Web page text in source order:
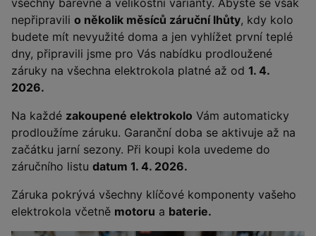
všechny barevné a velikostní varianty. Abyste se však
nepřipravili o několik měsíců záruční lhůty, kdy kolo
budete mít nevyužité doma a jen vyhlížet první teplé
dny, připravili jsme pro Vás nabídku prodloužené
záruky na všechna elektrokola platné až od 1. 4.
2026.
Na každé zakoupené elektrokolo Vám automaticky
prodloužíme záruku. Garanční doba se aktivuje až na
začátku jarní sezony. Při koupi kola uvedeme do
záručního listu datum 1. 4. 2026.
Záruka pokrývá všechny klíčové komponenty vašeho
elektrokola včetně motoru a baterie.